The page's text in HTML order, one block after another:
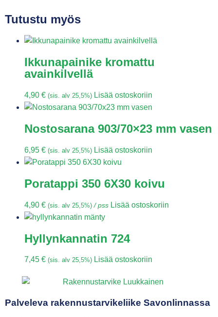
Tutustu myös
Ikkunapainike kromattu
avainkilvellä
4,90 € (sis. alv 25,5%) Lisää ostoskoriin
Nostosarana 903/70×23 mm vasen
6,95 € (sis. alv 25,5%) Lisää ostoskoriin
Poratappi 350 6X30 koivu
4,90 € (sis. alv 25,5%) / pss Lisää ostoskoriin
Hyllynkannatin 724
7,45 € (sis. alv 25,5%) Lisää ostoskoriin
Palveleva rakennustarvikeliike Savonlinnassa